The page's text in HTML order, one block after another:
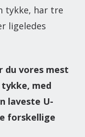
tykke, har tre
ligeledes
du vores mest
med
laveste U-
forskellige